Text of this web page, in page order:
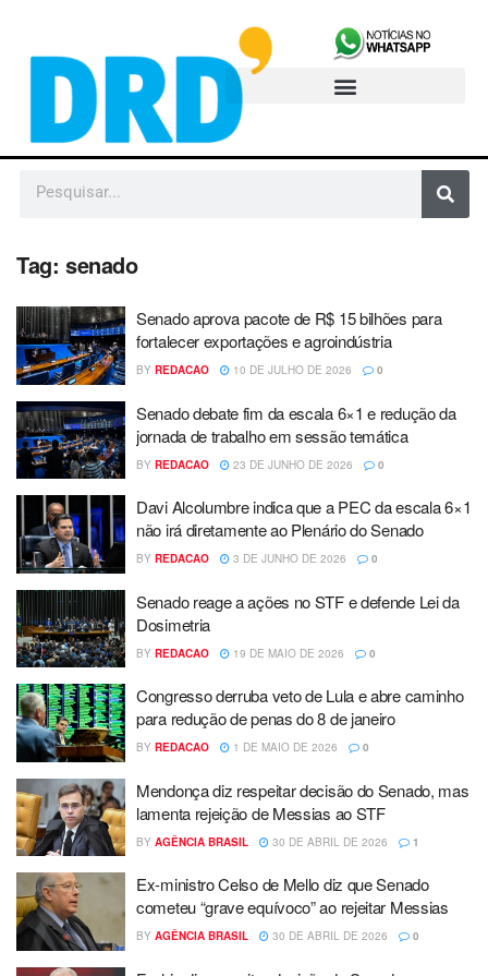
Tag: senado
Senado aprova pacote de R$ 15 bilhões para
fortalecer exportações e agroindústria
BY REDACAO 10 DE JULHO DE 2026 0
Senado debate fim da escala 6×1 e redução da
jornada de trabalho em sessão temática
BY REDACAO 23 DE JUNHO DE 2026 0
Davi Alcolumbre indica que a PEC da escala 6×1
não irá diretamente ao Plenário do Senado
BY REDACAO 3 DE JUNHO DE 2026 0
Senado reage a ações no STF e defende Lei da
Dosimetria
BY REDACAO 19 DE MAIO DE 2026 0
Congresso derruba veto de Lula e abre caminho
para redução de penas do 8 de janeiro
BY REDACAO 1 DE MAIO DE 2026 0
Mendonça diz respeitar decisão do Senado, mas
lamenta rejeição de Messias ao STF
BY AGÊNCIA BRASIL 30 DE ABRIL DE 2026 1
Ex-ministro Celso de Mello diz que Senado
cometeu “grave equívoco” ao rejeitar Messias
BY AGÊNCIA BRASIL 30 DE ABRIL DE 2026 0